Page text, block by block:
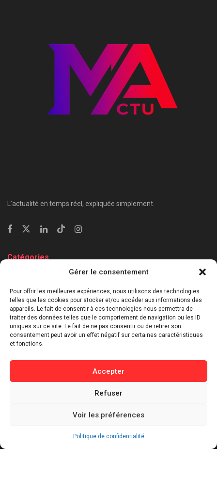
Gérer le consentement
Pour offrir les meilleures expériences, nous utilisons des technologies
telles que les cookies pour stocker et/ou accéder aux informations des
appareils. Le fait de consentir à ces technologies nous permettra de
traiter des données telles que le comportement de navigation ou les ID
uniques sur ce site. Le fait de ne pas consentir ou de retirer son
consentement peut avoir un effet négatif sur certaines caractéristiques
et fonctions.
Accepter
Refuser
Voir les préférences
Politique de confidentialité
L’actualité en temps réel, expliquée simplement.
Catégories
Économie & Business
⁠Culture & Divertissement
⁠Tech & Innovation
Sport
Lifestyle
Politique de confidentialité
Politique de cookies